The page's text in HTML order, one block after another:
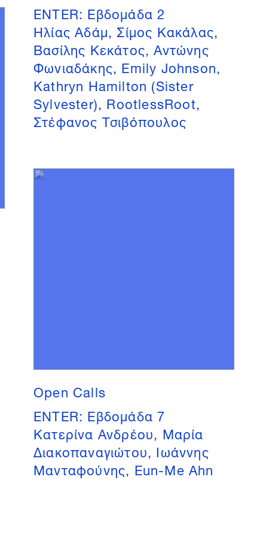
ENTER: Εβδομάδα 2
Ηλίας Αδάμ, Σίμος Κακάλας,
Βασίλης Κεκάτος, Αντώνης
Φωνιαδάκης, Emily Johnson,
Kathryn Hamilton (Sister
Sylvester), RootlessRoot,
Στέφανος Τσιβόπουλος
Open Calls
ENTER: Εβδομάδα 7
Κατερίνα Ανδρέου, Μαρία
Διακοπαναγιώτου, Ιωάννης
Μανταφούνης, Eun-Me Ahn